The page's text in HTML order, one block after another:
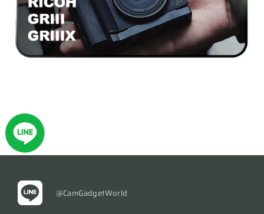
@CamGadgetWorld